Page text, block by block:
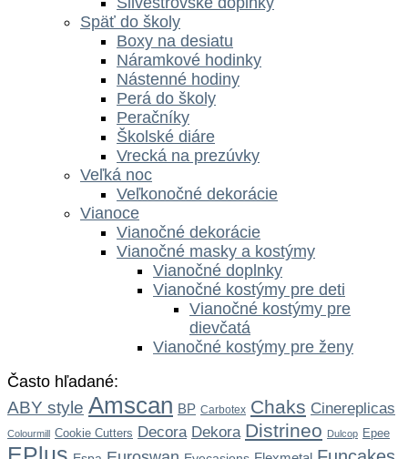
Späť do školy
Boxy na desiatu
Náramkové hodinky
Nástenné hodiny
Perá do školy
Peračníky
Školské diáre
Vrecká na prezúvky
Veľká noc
Veľkonočné dekorácie
Vianoce
Vianočné dekorácie
Vianočné masky a kostýmy
Vianočné doplnky
Vianočné kostýmy pre deti
Vianočné kostýmy pre
dievčatá
Vianočné kostýmy pre ženy
Často hľadané:
ABY style Amscan BP Carbotex Chaks Cinereplicas
Colourmill Cookie Cutters Decora Dekora Distrineo Dulcop Epee